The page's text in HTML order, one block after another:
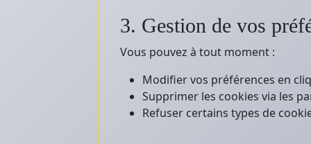
3. Gestion de vos
Vous pouvez à tout moment :
Modifier vos préférences en
Supprimer les cookies via les
Refuser certains types de